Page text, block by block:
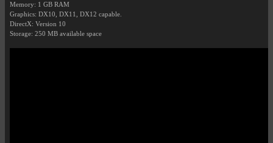
Memory: 1 GB RAM
Graphics: DX10, DX11, DX12 capable.
DirectX: Version 10
Storage: 250 MB available space